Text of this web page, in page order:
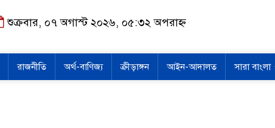
শুক্রবার, ০৭ অগাস্ট ২০২৬, ০৫:৩২ অপরাহ্ন
রাজনীতি অর্থ-বাণিজ্য ক্রীড়াঙ্গন আইন-আদালত সারা বাংলা